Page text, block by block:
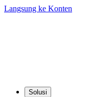
Langsung ke Konten
Solusi